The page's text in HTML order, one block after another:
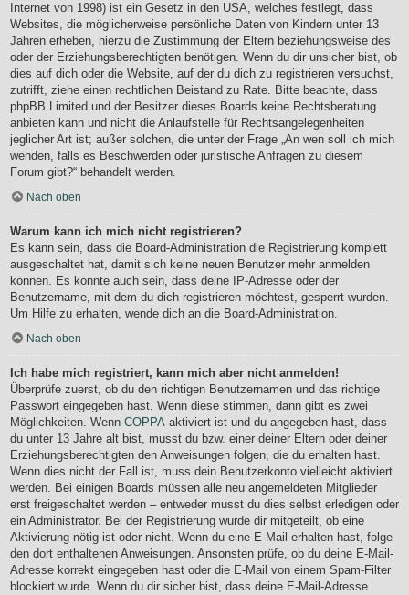
Internet von 1998) ist ein Gesetz in den USA, welches festlegt, dass
Websites, die möglicherweise persönliche Daten von Kindern unter 13
Jahren erheben, hierzu die Zustimmung der Eltern beziehungsweise des
oder der Erziehungsberechtigten benötigen. Wenn du dir unsicher bist, ob
dies auf dich oder die Website, auf der du dich zu registrieren versuchst,
zutrifft, ziehe einen rechtlichen Beistand zu Rate. Bitte beachte, dass
phpBB Limited und der Besitzer dieses Boards keine Rechtsberatung
anbieten kann und nicht die Anlaufstelle für Rechtsangelegenheiten
jeglicher Art ist; außer solchen, die unter der Frage „An wen soll ich mich
wenden, falls es Beschwerden oder juristische Anfragen zu diesem
Forum gibt?“ behandelt werden.
Nach oben
Warum kann ich mich nicht registrieren?
Es kann sein, dass die Board-Administration die Registrierung komplett
ausgeschaltet hat, damit sich keine neuen Benutzer mehr anmelden
können. Es könnte auch sein, dass deine IP-Adresse oder der
Benutzername, mit dem du dich registrieren möchtest, gesperrt wurden.
Um Hilfe zu erhalten, wende dich an die Board-Administration.
Nach oben
Ich habe mich registriert, kann mich aber nicht anmelden!
Überprüfe zuerst, ob du den richtigen Benutzernamen und das richtige
Passwort eingegeben hast. Wenn diese stimmen, dann gibt es zwei
Möglichkeiten. Wenn COPPA aktiviert ist und du angegeben hast, dass
du unter 13 Jahre alt bist, musst du bzw. einer deiner Eltern oder deiner
Erziehungsberechtigten den Anweisungen folgen, die du erhalten hast.
Wenn dies nicht der Fall ist, muss dein Benutzerkonto vielleicht aktiviert
werden. Bei einigen Boards müssen alle neu angemeldeten Mitglieder
erst freigeschaltet werden – entweder musst du dies selbst erledigen oder
ein Administrator. Bei der Registrierung wurde dir mitgeteilt, ob eine
Aktivierung nötig ist oder nicht. Wenn du eine E-Mail erhalten hast, folge
den dort enthaltenen Anweisungen. Ansonsten prüfe, ob du deine E-Mail-
Adresse korrekt eingegeben hast oder die E-Mail von einem Spam-Filter
blockiert wurde. Wenn du dir sicher bist, dass deine E-Mail-Adresse